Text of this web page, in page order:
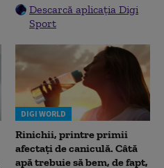
Descarcă aplicația Digi
Sport
DIGI WORLD
Rinichii, printre primii
afectați de caniculă. Câtă
apă trebuie să bem, de fapt,